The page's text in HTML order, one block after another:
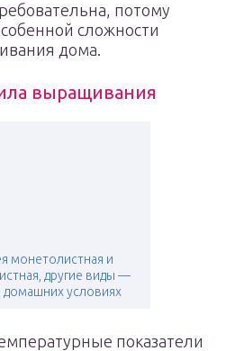
потому
сложности
дома.
выращивания
монетолистная и
другие виды —
домашних условиях
показатели